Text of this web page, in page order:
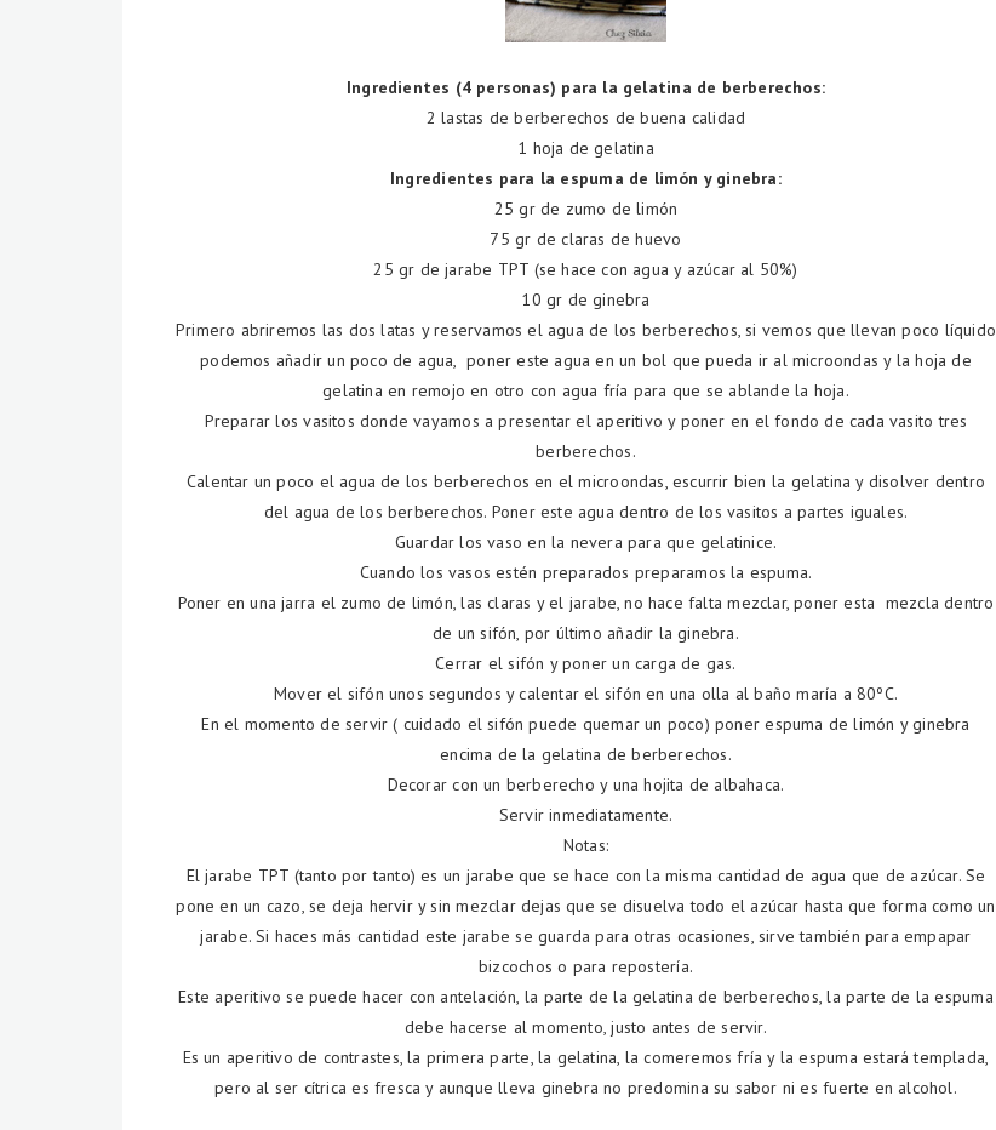
Ingredientes (4 personas) para la gelatina de berberechos:
2 lastas de berberechos de buena calidad
1 hoja de gelatina
Ingredientes para la espuma de limón y ginebra:
25 gr de zumo de limón
75 gr de claras de huevo
25 gr de jarabe TPT (se hace con agua y azúcar al 50%)
10 gr de ginebra
Primero abriremos las dos latas y reservamos el agua de los berberechos, si vemos que llevan poco líquido
podemos añadir un poco de agua, poner este agua en un bol que pueda ir al microondas y la hoja de
gelatina en remojo en otro con agua fría para que se ablande la hoja.
Preparar los vasitos donde vayamos a presentar el aperitivo y poner en el fondo de cada vasito tres
berberechos.
Calentar un poco el agua de los berberechos en el microondas, escurrir bien la gelatina y disolver dentro
del agua de los berberechos. Poner este agua dentro de los vasitos a partes iguales.
Guardar los vaso en la nevera para que gelatinice.
Cuando los vasos estén preparados preparamos la espuma.
Poner en una jarra el zumo de limón, las claras y el jarabe, no hace falta mezclar, poner esta mezcla dentro
de un sifón, por último añadir la ginebra.
Cerrar el sifón y poner un carga de gas.
Mover el sifón unos segundos y calentar el sifón en una olla al baño maría a 80ºC.
En el momento de servir ( cuidado el sifón puede quemar un poco) poner espuma de limón y ginebra
encima de la gelatina de berberechos.
Decorar con un berberecho y una hojita de albahaca.
Servir inmediatamente.
Notas:
El jarabe TPT (tanto por tanto) es un jarabe que se hace con la misma cantidad de agua que de azúcar. Se
pone en un cazo, se deja hervir y sin mezclar dejas que se disuelva todo el azúcar hasta que forma como un
jarabe. Si haces más cantidad este jarabe se guarda para otras ocasiones, sirve también para empapar
bizcochos o para repostería.
Este aperitivo se puede hacer con antelación, la parte de la gelatina de berberechos, la parte de la espuma
debe hacerse al momento, justo antes de servir.
Es un aperitivo de contrastes, la primera parte, la gelatina, la comeremos fría y la espuma estará templada,
pero al ser cítrica es fresca y aunque lleva ginebra no predomina su sabor ni es fuerte en alcohol.